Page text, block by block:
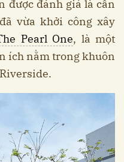
được đánh giá là cần
vừa khởi công xây
Pearl One, là một
ích nằm trong khuôn